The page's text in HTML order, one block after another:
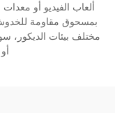
ألعاب الفيديو أو
بمسحوق مقاومة
مختلف بيئات الديكور،